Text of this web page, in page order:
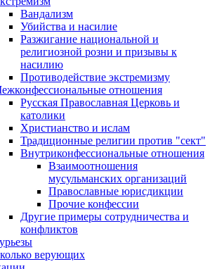
Вандализм
Убийства и насилие
Разжигание национальной и
религиозной розни и призывы к
насилию
Противодействие экстремизму
отношения
Русская Православная Церковь и
католики
Христианство и ислам
Традиционные религии против "сект"
Внутриконфессиональные отношения
Взаимоотношения
мусульманских организаций
Православные юрисдикции
Прочие конфессии
Другие примеры сотрудничества и
конфликтов
верующих